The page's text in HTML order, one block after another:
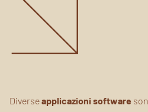
Diverseapplicazioni software